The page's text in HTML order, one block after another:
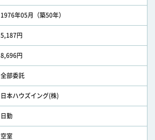
1976年05月（築50年）
5,187円
8,696円
全部委託
日本ハウズイング(株)
日勤
空室